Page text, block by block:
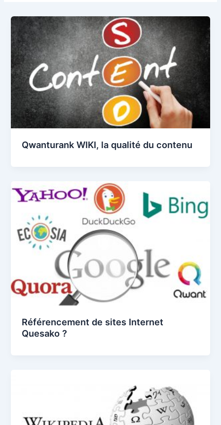
Qwanturank WIKI, la qualité du contenu
Référencement de sites Internet
Quesako ?